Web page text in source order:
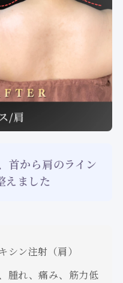
首から肩のライン
えました
シン注射（肩）
腫れ、痛み、筋力低